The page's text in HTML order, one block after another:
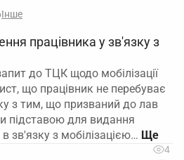
Інше
працівника у зв'язку з
до ТЦК щодо мобілізації
що працівник не перебуває
з тим, що призваний до лав
підставою для видання
зв'язку з мобілізацією…
4